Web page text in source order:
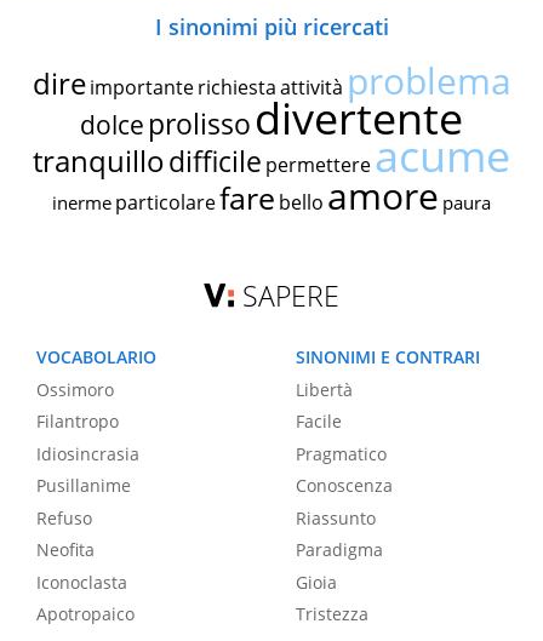
I sinonimi più ricercati
dire importante richiestaattività problema
dolce prolissodivertente
tranquillodifficile permettereacume
inerme particolarefare bello amore paura
SAPERE
VOCABOLARIO
Ossimoro
Filantropo
Idiosincrasia
Pusillanime
Refuso
Neofita
Iconoclasta
Apotropaico
SINONIMI E CONTRARI
Libertà
Facile
Pragmatico
Conoscenza
Riassunto
Paradigma
Gioia
Tristezza